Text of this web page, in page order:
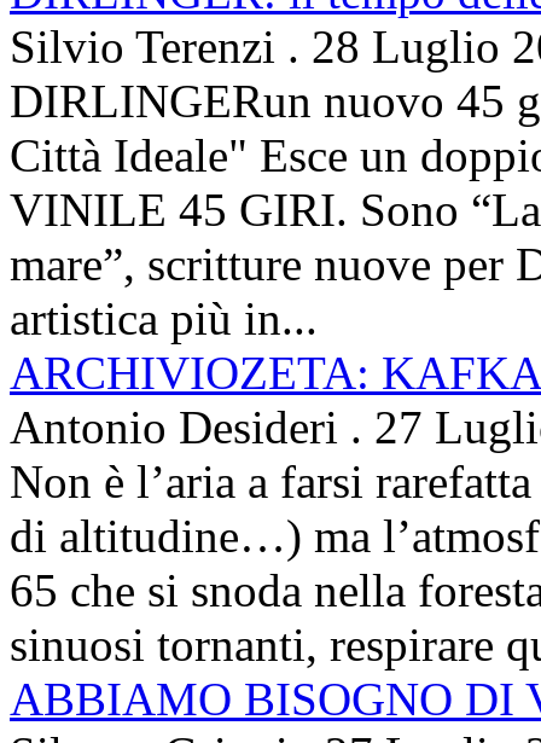
Silvio Terenzi . 28 Luglio
DIRLINGERun nuovo 45
Città Ideale" Esce un
VINILE 45 GIRI. Sono
mare”, scritture nuove per
artistica più in...
ARCHIVIOZETA:
Antonio Desideri . 27
Non è l’aria a farsi
di altitudine…) ma
65 che si snoda nella
sinuosi tornanti, respirare
ABBIAMO BISOGNO DI